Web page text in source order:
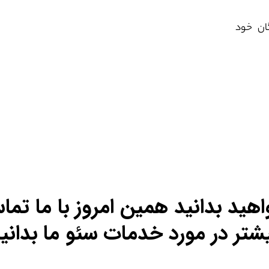
خود
بدانید همین امروز با ما
در مورد خدمات سئو ما